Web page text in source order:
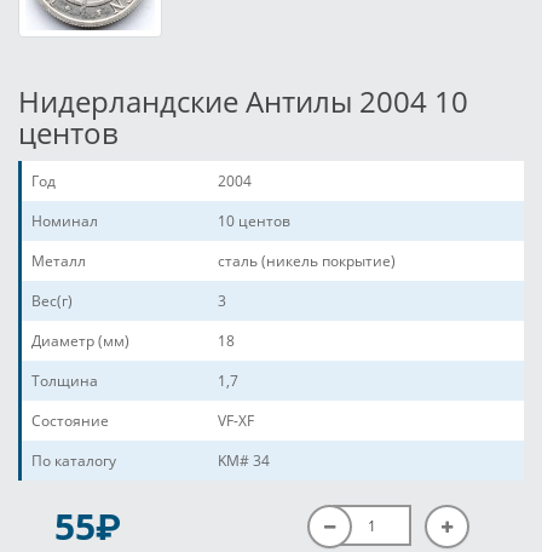
Нидерландские Антилы 2004 10
центов
Год
2004
Номинал
10 центов
Металл
сталь (никель покрытие)
Вес(г)
3
Диаметр (мм)
18
Толщина
1,7
Состояние
VF-XF
По каталогу
KM# 34
55P